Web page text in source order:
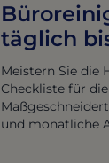
täglich
Meistern Sie die
Checkliste für
und monatliche